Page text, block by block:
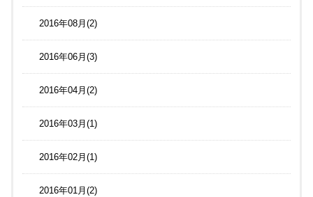
2016年08月(2)
2016年06月(3)
2016年04月(2)
2016年03月(1)
2016年02月(1)
2016年01月(2)